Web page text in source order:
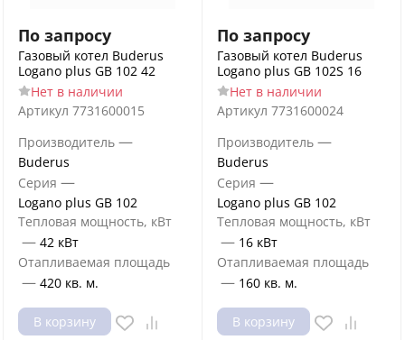
По запросу
Газовый котел Buderus
Logano plus GB 102 42
Нет в наличии
Артикул 7731600015
Производитель —
Buderus
Серия —
Logano plus GB 102
Тепловая мощность, кВт
— 42 кВт
Отапливаемая площадь
— 420 кв. м.
В корзину
По запросу
Газовый котел Buderus
Logano plus GB 102S 16
Нет в наличии
Артикул 7731600024
Производитель —
Buderus
Серия —
Logano plus GB 102
Тепловая мощность, кВт
— 16 кВт
Отапливаемая площадь
— 160 кв. м.
В корзину